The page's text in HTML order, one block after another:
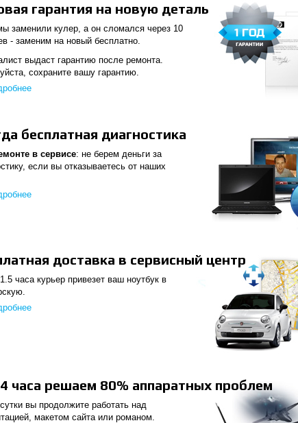
гарантия на новую деталь
заменили кулер, а он сломался через 10
- заменим на новый бесплатно.
выдаст гарантию после ремонта.
сохраните вашу гарантию.
бесплатная диагностика
в сервисе: не берем деньги за
если вы отказываетесь от наших
доставка в сервисный центр
часа курьер привезет ваш ноутбук в
часа решаем 80% аппаратных проблем
вы продолжите работать над
макетом сайта или романом.